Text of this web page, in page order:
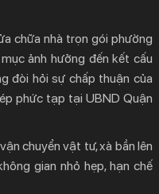
chữa nhà trọn gói phường
ảnh hưởng đến kết cấu
đòi hỏi sự chấp thuận của
phức tạp tại UBND Quận
chuyển vật tư, xà bần lên
gian nhỏ hẹp, hạn chế